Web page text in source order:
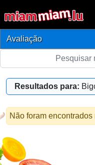
Resultados para:
Não foram